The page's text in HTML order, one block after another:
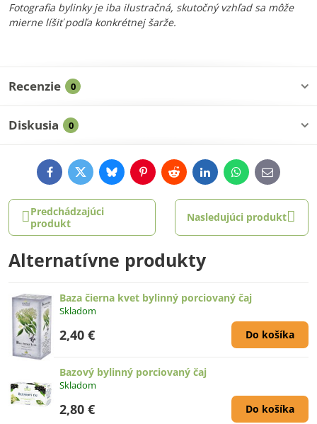
Fotografia bylinky je iba ilustračná, skutočný vzhľad sa môže
mierne líšiť podľa konkrétnej šarže.
Recenzie 0
Diskusia 0
FacebookTwitterBlueskyPinterestRedditLinkedInWhatsApp
E-
mail
Predchádzajúci
produkt
Nasledujúci produkt
Alternatívne produkty
Baza čierna kvet bylinný porciovaný čaj
Skladom
2,40 € Do košíka
Bazový bylinný porciovaný čaj
Skladom
2,80 € Do košíka